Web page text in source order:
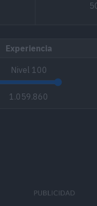
Experiencia
Nivel 100
1.059.860